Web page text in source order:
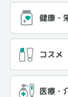
健康・
コスメ
医療・